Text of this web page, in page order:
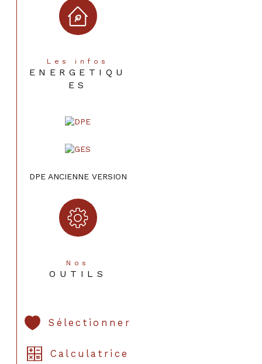
Les infos
ENERGETIQU
ES
DPE ANCIENNE VERSION
Nos
OUTILS
Sélectionner
Calculatrice